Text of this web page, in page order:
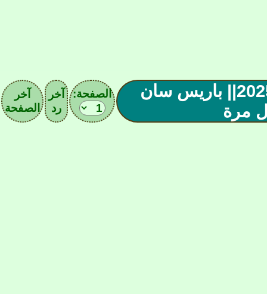
||صحيفة دوري أبطال أوروبا 2024-2025|| باريس سان
مرة
الصفحة:
آخر
رد
آخر
الصفحة